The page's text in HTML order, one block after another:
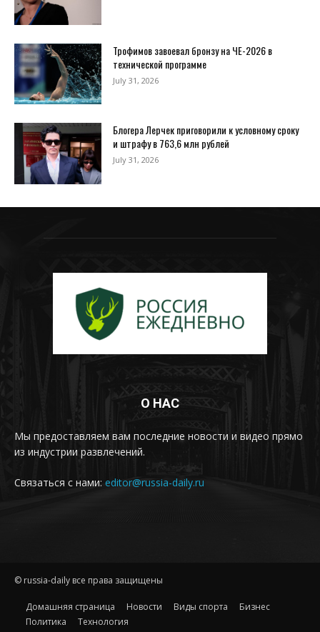
Трофимов завоевал бронзу на ЧЕ-2026 в
технической программе
July 31, 2026
Блогера Лерчек приговорили к условному сроку
и штрафу в 763,6 млн рублей
July 31, 2026
О НАС
Мы предоставляем вам последние новости и видео прямо
из индустрии развлечений.
Связаться с нами: editor@russia-daily.ru
© russia-daily все права защищены
Домашняя страница Новости Виды спорта
Бизнес
Политика
Технология